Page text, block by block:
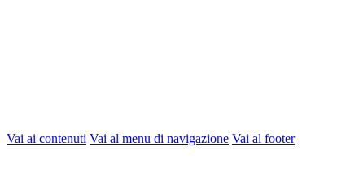
Vai ai contenuti Vai al menu di navigazione Vai al footer